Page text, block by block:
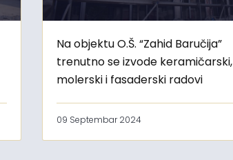
Na objektu O.Š. “Zahid Baručija”
trenutno se izvode keramičarski,
molerski i fasaderski radovi
09 Septembar 2024